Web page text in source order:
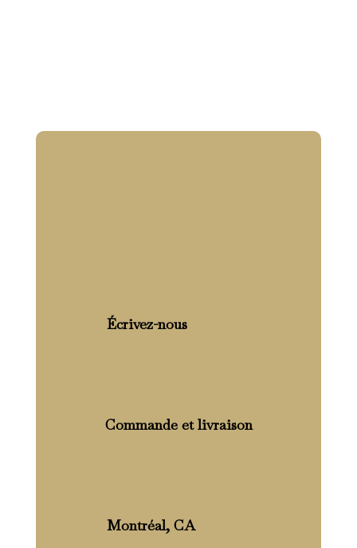
Écrivez-nous
Commande et livraison
Montréal, CA